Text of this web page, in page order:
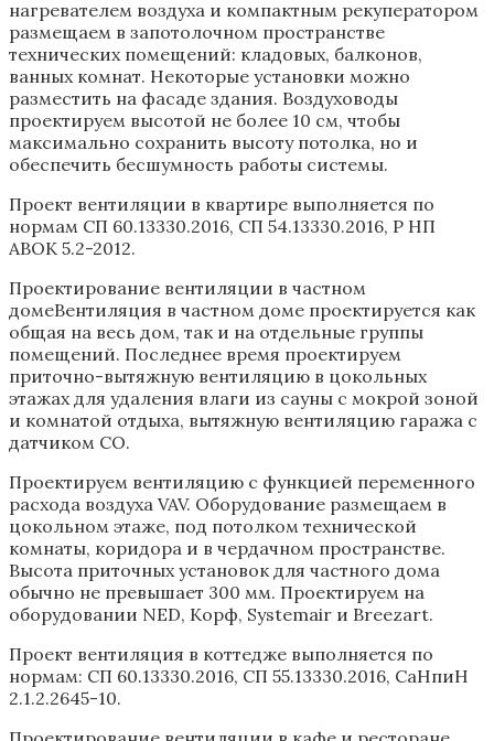
нагревателем воздуха и компактным рекуператором
размещаем в запотолочном пространстве
технических помещений: кладовых, балконов,
ванных комнат. Некоторые установки можно
разместить на фасаде здания. Воздуховоды
проектируем высотой не более 10 см, чтобы
максимально сохранить высоту потолка, но и
обеспечить бесшумность работы системы.
Проект вентиляции в квартире выполняется по
нормам СП 60.13330.2016, СП 54.13330.2016, Р НП
АВОК 5.2-2012.
Проектирование вентиляции в частном
домеВентиляция в частном доме проектируется как
общая на весь дом, так и на отдельные группы
помещений. Последнее время проектируем
приточно-вытяжную вентиляцию в цокольных
этажах для удаления влаги из сауны с мокрой зоной
и комнатой отдыха, вытяжную вентиляцию гаража с
датчиком СО.
Проектируем вентиляцию с функцией переменного
расхода воздуха VAV. Оборудование размещаем в
цокольном этаже, под потолком технической
комнаты, коридора и в чердачном пространстве.
Высота приточных установок для частного дома
обычно не превышает 300 мм. Проектируем на
оборудовании NED, Корф, Systemair и Breezart.
Проект вентиляция в коттедже выполняется по
нормам: СП 60.13330.2016, СП 55.13330.2016, CаНпиН
2.1.2.2645-10.